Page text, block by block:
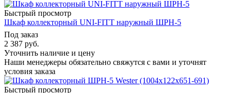
Быстрый просмотр
Шкаф коллекторный UNI-FITT наружный ШРН-5
Под заказ
2 387 руб.
Уточнить наличие и цену
Наши менеджеры обязательно свяжутся с вами и уточнят
условия заказа
Быстрый просмотр